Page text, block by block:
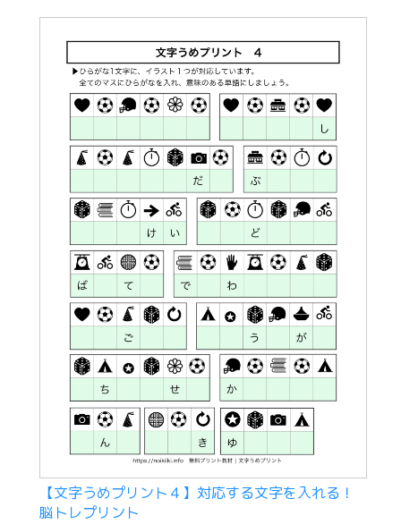
【文字うめプリント４】対応する文字を入れる！
脳トレプリント